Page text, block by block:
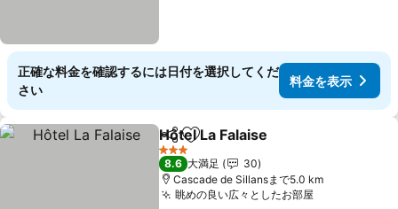
正確な料金を確認するには日付を選択してくだ
さい
料金を表示
シェアお気に入りに追加
Hôtel La Falaise
3 ホテルのランク
8.6 大満足
30
Cascade de Sillansまで5.0 km
眺めの良い広々としたお部屋料金を表示